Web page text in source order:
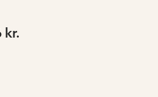
kr.